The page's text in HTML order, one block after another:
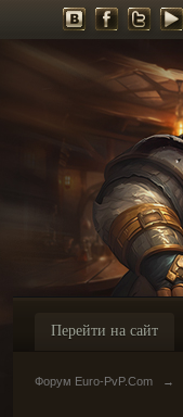
Перейти на сайт
Форум Euro-PvP.Com →